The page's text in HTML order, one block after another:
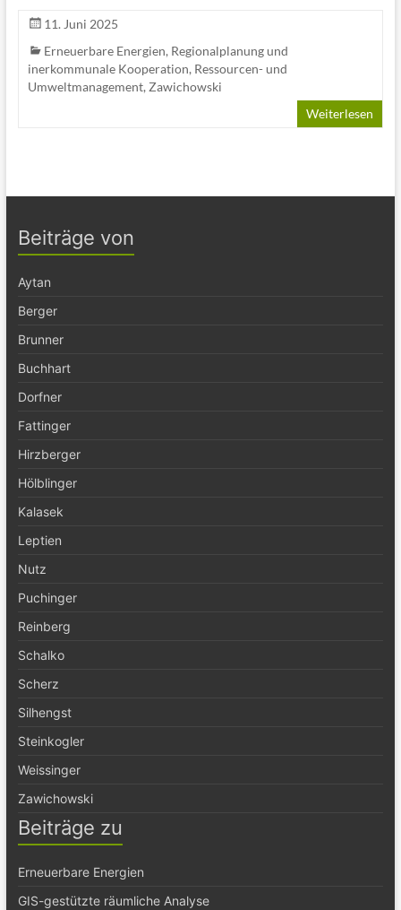
11. Juni 2025
Erneuerbare Energien, Regionalplanung und
inerkommunale Kooperation, Ressourcen- und
Umweltmanagement, Zawichowski
Weiterlesen
Beiträge von
Aytan
Berger
Brunner
Buchhart
Dorfner
Fattinger
Hirzberger
Hölblinger
Kalasek
Leptien
Nutz
Puchinger
Reinberg
Schalko
Scherz
Silhengst
Steinkogler
Weissinger
Zawichowski
Beiträge zu
Erneuerbare Energien
GIS-gestützte räumliche Analyse